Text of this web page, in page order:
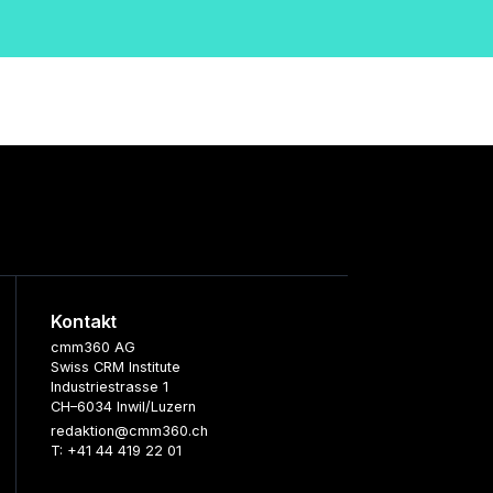
Kontakt
cmm360 AG
Swiss CRM Institute
Industriestrasse 1
CH–6034 Inwil/Luzern
redaktion@cmm360.ch
T: +41 44 419 22 01